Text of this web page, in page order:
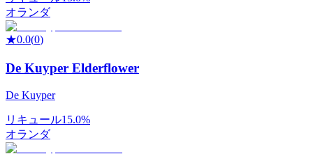
オランダ
★0.0(0)
De Kuyper Elderflower
De Kuyper
リキュール15.0%
オランダ